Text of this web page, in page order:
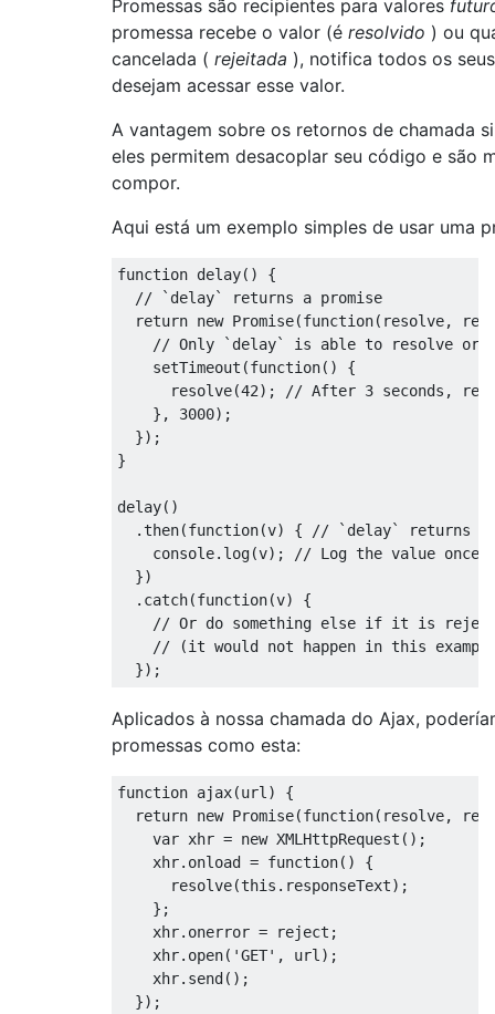
Promessas são recipientes para valores
promessa recebe o valor (é resolvido ) ou
cancelada ( rejeitada ), notifica todos os
desejam acessar esse valor.
A vantagem sobre os retornos de chamada
eles permitem desacoplar seu código e são
compor.
Aqui está um exemplo simples de usar uma
function delay()
{
// `delay` returns a promise
return new Promise(function( resolve,
// Only `delay` is able to resolve or
    setTimeout
(function()
{
      resolve
(42);
// After 3 seconds,
},
3000);
});
}
delay()
.then(function(v) {
// `delay` returns a
    console
. log(v);
// Log the value
})
. catch(function(v)
{
// Or do something else if it is
// (it would not happen in this
});
Aplicados à nossa chamada do Ajax,
promessas como esta:
function ajax(url )
{
return new Promise(function( resolve,
var xhr = new XMLHttpRequest ();
    xhr
. onload = function()
{
      resolve
(this . responseText);
};
    xhr
. onerror = reject ;
    xhr
. open( 'GET' , url );
    xhr
. send();
});